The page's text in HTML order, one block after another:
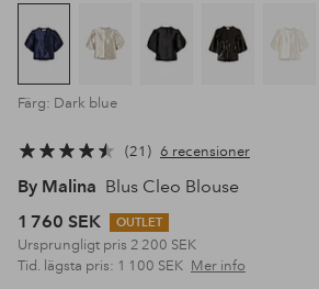
Färg: Dark blue
21 6 recensioner
By Malina Blus Cleo Blouse
1 760 SEK
OUTLET
Ursprungligt pris 2 200 SEK
Tid. lägsta pris: 1 100 SEK Mer info